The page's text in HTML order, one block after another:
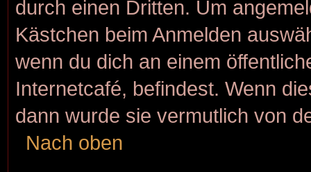
durch einen Dritten. Um
Kästchen beim Anmelden
wenn du dich an einem
Internetcafé, befindest. Wenn
dann wurde sie vermutlich von
Nach oben